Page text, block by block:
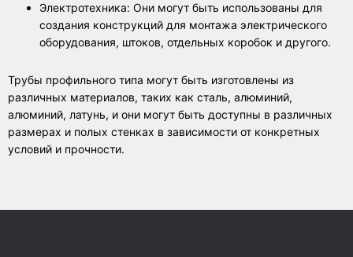
Электротехника: Они могут быть использованы для
создания конструкций для монтажа электрического
оборудования, штоков, отдельных коробок и другого.
Трубы профильного типа могут быть изготовлены из
различных материалов, таких как сталь, алюминий,
алюминий, латунь, и они могут быть доступны в различных
размерах и полых стенках в зависимости от конкретных
условий и прочности.